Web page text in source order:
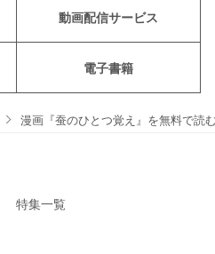
動画配信サービス
電子書籍
漫画『蚕のひとつ覚え』を無料で読
特集一覧